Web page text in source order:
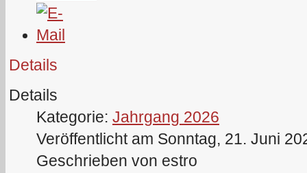
Details
Details
Kategorie: Jahrgang 2026
Veröffentlicht am Sonntag, 21. Juni
Geschrieben von estro